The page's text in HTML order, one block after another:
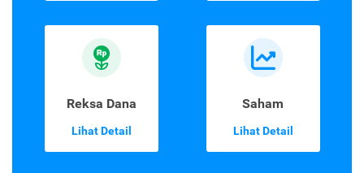
Reksa Dana
Lihat Detail
Saham
Lihat Detail